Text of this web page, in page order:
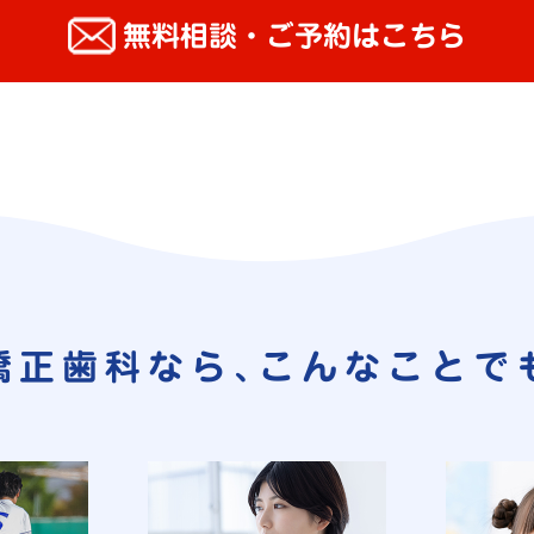
無料相談・ご予約はこちら
正歯科なら､ こんなことで